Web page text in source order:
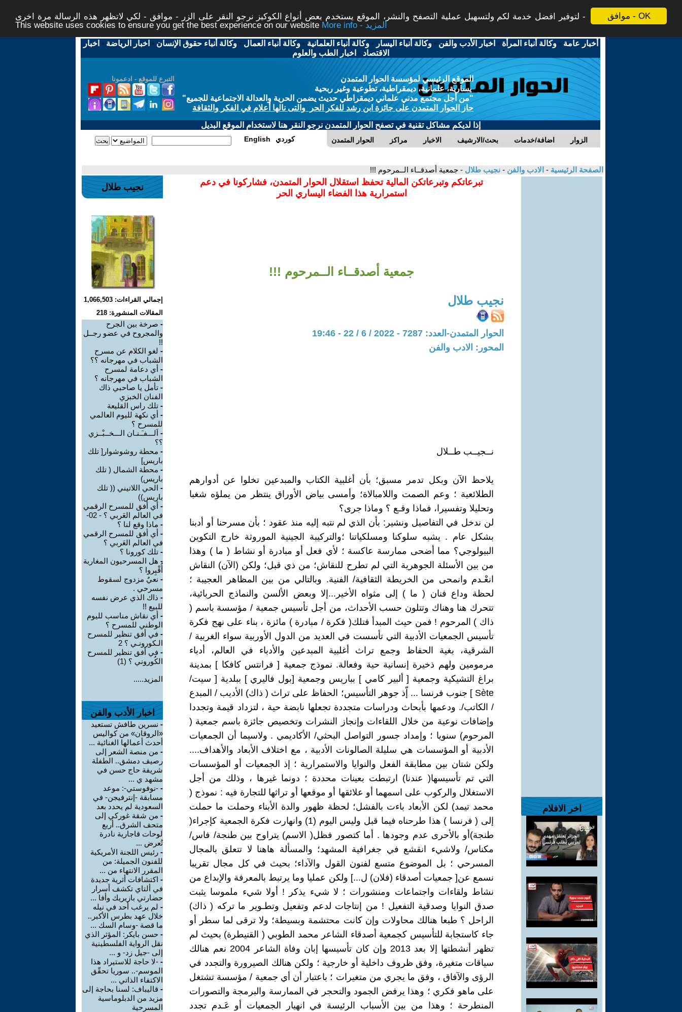
موافق - OK
لتوفير افضل خدمة لكم ولتسهيل عملية التصفح والنشر، الموقع يستخدم بعض أنواع الكوكيز نرجو النقر على الزر - موافق - لكي لاتظهر هذه الرسالة مرة اخرى -
This website uses cookies to ensure you get the best experience on our website
More info - المزيد
أخبار عامة -وكالة أنباء المرأة - اخبار الأدب والفن -وكالة أنباء اليسار -وكالة أنباء العلمانية -وكالة أنباء العمال -وكالة أنباء حقوق الإنسان - اخبار الرياضة - اخبار
الاقتصاد - اخبار الطب والعلوم
التبرع للموقع - ادعمونا
الموقع الرئيسي لمؤسسة الحوار المتمدن
يسارية، علمانية، ديمقراطية، تطوعية وغير ربحية
"من أجل مجتمع مدني علماني ديمقراطي حديث يضمن الحرية والعدالة الاجتماعية للجميع"
حاز الحوار المتمدن على جائزة ابن رشد للفكر الحر والتى نالها أعلام في الفكر والثقافة
إذا لديكم مشاكل تقنية في تصفح الحوار المتمدن نرجو النقر هنا لاستخدام الموقع البديل
الحوار المتمدن مراكز الاخبار بحث/الارشيف اضافة/خدمات الزوار English كوردي
الصفحة الرئيسية - الادب والفن - نجيب طلال - جمعية أصدقــاء الــمرحوم !!!
اخر الافلام
تبرعاتكم وتبرعاتكن المالية تحفظ استقلال الحوار المتمدن، فشاركونا في دعم
استمرارية هذا الفضاء اليساري الحر
جمعية أصدقــاء الــمرحوم !!!
نجيب طلال
الحوار المتمدن-العدد: 7287 - 2022 / 6 / 22 - 19:46
المحور: الادب والفن
نــجيــب طــلال
يلاحظ الآن وبكل تدمر مسبق؛ بأن أغلبية الكتاب والمبدعين تخلوا عن أدوارهم
الطلائعية ؛ وعم الصمت واللامبالاة؛ وأمسى بياض الأوراق ينتظر من يملؤه شغبا
وتحليلا وتفسيرا، فماذا وقـع ؟ وماذا جرى؟
لن ندخل في التفاصيل ونشير: بأن الذي لم نتبه إليه منذ عقود ؛ بأن مسرحنا أو أدبنا
بشكل عام . يشبه سلوكنا ومسلكياتنا ؛والتركيبة الجينية الموروثة خارج التكوين
البيولوجي؟ مما أضحى ممارسة عاكسة ؛ لأي فعل أو مبادرة أو نشاط ( ما ) وهذا
من بين الأسئلة الجوهرية التي لم تطرح للنقاش؛ من ذي قبل؛ ولكن (الآن) النقاش
انعْـدم وانمحى من الخريطة الثقافية/ الفنية. وبالتالي من بين المظاهر العجيبة ؛
لحظة وداع فنان ( ما ) إلى مثواه الأخير...إلا وبعض الألسن والنماذج الحربائية،
تتحرك هنا وهناك وتتلون حسب الأحداث، من أجل تأسيس جمعية / مؤسسة باسم (
ذاك ) المرحوم ! فمن حيث المبدأ فتلك( فكرة / مبادرة ) مائزة ، بناء على نهج فكرة
تأسيس الجمعيات الأدبية التي تأسست في العديد من الدول الأوربية سواء الغربية /
الشرقية، بغية الحفاظ وجمع تراث أغلبية المبدعين والأدباء في العالم، أدباء
مرمومين ولهم ذخيرة إنسانية حية وفعالة. نموذج جمعية [ فرانتس كافكا ] بمدينة
براغ التشيكية وجمعية [ ألبير كامي ] بباريس وجمعية [بول فاليري ] ببلدية [ سيت/
Sète ] جنوب فرنسا ... إّذ جوهر التأسيس؛ الحفاظ على تراث ( ذاك) الأديب / المبدع
/ الكاتب/. ودعمها بأبحاث ودراسات متجددة تجعلها نابضة حية ، لتزداد قيمة وتجددا
وإضافات نوعية من خلال اللقاءات وإنجاز النشرات وتخصيص جائزة باسم جمعية (
المرحوم) سنويا ؛ وإمداد جسور التواصل البحثي/ الأكاديمي . ولاسيما أن الجمعيات
الأدبية أو المؤسسات هي سليلة الصالونات الأدبية ، مع اختلاف الأبعاد والأهداف....
ولكن شتان بين مطابقة الفعل والنوايا والاستمرارية ؛ إذ الجمعيات أو المؤسسات
التي تم تأسيسها( عندنا) ارتبطت بعينات محددة ؛ دونما غيرها ، وذلك من أجل
الاستغلال والركوب على اسمهما أو علائقها أو موقعها أو تراثها للتجارة فيه : نموذج (
محمد تيمد) لكن الأبعاد باءت بالفشل؛ لحظة ظهور والدة الأبناء وحملت ما حملت
إلى ( فرنسا ) هذا طرحناه فيما قبل وليس اليوم (1) وانهارت فكرة الجمعية كإجراء(
طنجة)أو بالأحرى عدم وجودها . أما كتصور فظل( الاسم) يتراوح بين طنجة/ فاس/
مكناس/ ولاشيء انقشع في جغرافية المشهد؛ والمسألة هاهنا لا تتعلق بالمجال
المسرحي ؛ بل الموضوع متسع لفنون القول والآداء؛ بحيث في كل مجال تقريبا
نسمع عن[ جمعيات أصدقاء (فلان) ل...] ولكن عمليا وما يرتبط بالمعرفة والإبداع من
نشاط ولقاءات واجتماعات ومنشورات ؛ لا شيء يذكر ! أولا شيء ملموسا يثبت
صدق النوايا وصدقية التفعيل ! من إنتاجات لدعم وتفعيل وتطـوير ما تركه ( ذاك)
الراحل ؟ طبعا هنالك محاولات وإن كانت محتشمة وبسيطة؛ ولا ترقى لما سطر أو
جاء كاستجابة للتأسيس كجمعية أصدقاء الشاعر محمد الطوبي ( القنيطرة) بحيث لم
تظهر أنشطتها إلا بعد 2013 وإن كان تأسيسها إبان وفاة الشاعر 2004 نعم هنالك
سياقات متغيرة، وفق ظروف داخلية أو خارجية ؛ ولكن هنالك الصيرورة والتجدد في
الرؤى والآفاق ، وفق ما يجري من متغيرات ؛ باعتبار أن أي جمعية / مؤسسة تشتغل
على ماهو فكري ؛ وهذا يرفض الجمود والتحجر في الممارسة والبرمجة والتصورات
المنطرحة ؛ وهذا من بين الأسباب الرئيسة في انهيار الجمعيات أو عَـدم تجدد
نجيب طلال
إجمالي القراءات: 1,066,503
المقالات المنشورة: 218
- صرخة بين الجرح
والمجروح في عضو رجــل
!!
- لغو الكلام عن مسرح
الشباب في مهرجانه ؟؟
- أي دعامة لمسرح
الشباب في مهرجانه ؟
- تأمل يا صاحبي ذاك
الفنان الخبزي
- تلك راس القليعة
- أي نكهة لليوم العالمي
للمسرح ؟
- اَلـــفـَـنـان الـــخــبْــزي
؟؟
- محطة روشوشوار[ تلك
باريس]
- محطة الشمال ( تلك
باريس)
- الحي اللاتيني (( تلك
باريس))
- أي أفق للمسرح الرقمي
في العالم العَربي ؟ - 02-
- ماذا وقع لنا ؟
- أي أفق للمسرح الرقمي
في العالم العَربي ؟
- تلك كورونا ؟
- هل المسرحيون المغاربة
أُقْبِروا ؟
- نعيٌ مزدوج لسقوط
مسرحي .
- ذاك الذي عرض نفسه
للبيع !!
- أي نقاش مناسب لليوم
الوطني للمسرح ؟
- في أفق تنظير للمسرح
الـكورونـي ؟ 2
- في أفق تنظير للمسرح
الكُوروني ؟ (1)
المزيد.....
اخبار الأدب والفن
- نسرين طافش تستعيد
«الروقان» من كواليس
أحدث أعمالها الغنائية ...
- من منصة الشعر إلى
رصيف دمشق.. الطفلة
شريفة حاج حسن في
مشهد ي ...
- -نوفوستي-: موعد
مسابقة -إنترفيجن- في
السعودية لم يحدد بعد
- من شقة غوركي إلى
متحف الشرق.. أربع
لوحات قاجارية نادرة
تُعرض ...
- رئيس اللجنة الأمريكية
للفنون الجميلة: من
المقرر الانتهاء من ...
- اكتشافات أثرية جديدة
في ألتاي تكشف أسرار
حضارتي بازيريك وأفا ...
- لم يرغب أحد في نيله
خلال عهد بطرس الأكبر..
ما قصة -وسام السك ...
- حسن بايكر: المؤثر الذي
نقل الرواية الفلسطينية
إلى -جيل زد- و ...
- -لا حاجة للاستيراد هذا
الموسم-.. سوريا تحقّق
الاكتفاء الذاتي ...
- قاليباف: لسنا بحاجة إلى
مزيد من الدبلوماسية
المسرحية